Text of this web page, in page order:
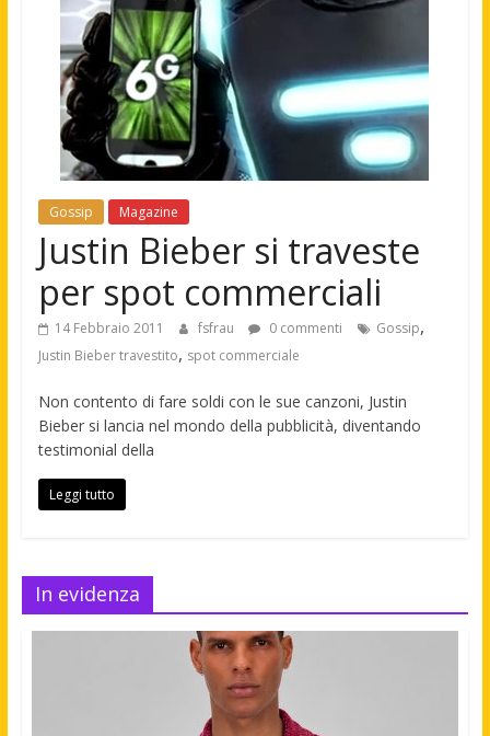
Gossip Magazine
Justin Bieber si traveste
per spot commerciali
14 Febbraio 2011 fsfrau 0 commenti Gossip,
Justin Bieber travestito, spot commerciale
Non contento di fare soldi con le sue canzoni, Justin
Bieber si lancia nel mondo della pubblicità, diventando
testimonial della
Leggi tutto
In evidenza